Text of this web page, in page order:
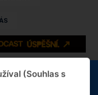
(Souhlas s